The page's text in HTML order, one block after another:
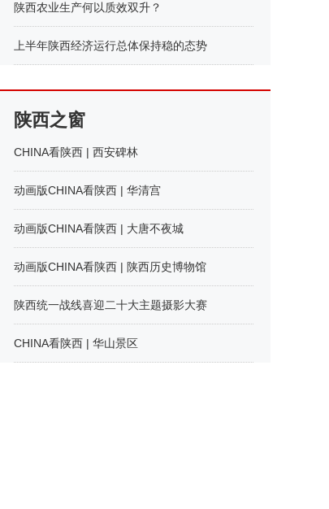
陕西农业生产何以质效双升？
上半年陕西经济运行总体保持稳的态势
陕西之窗
CHINA看陕西 | 西安碑林
动画版CHINA看陕西 | 华清宫
动画版CHINA看陕西 | 大唐不夜城
动画版CHINA看陕西 | 陕西历史博物馆
陕西统一战线喜迎二十大主题摄影大赛
CHINA看陕西 | 华山景区